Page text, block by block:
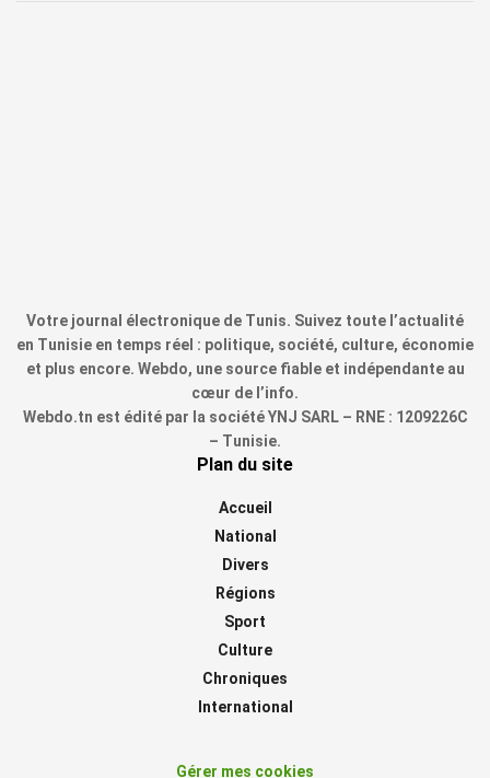
Votre journal électronique de Tunis. Suivez toute l’actualité
en Tunisie en temps réel : politique, société, culture, économie
et plus encore. Webdo, une source fiable et indépendante au
cœur de l’info.
Webdo.tn est édité par la société YNJ SARL – RNE : 1209226C
– Tunisie.
Plan du site
Accueil
National
Divers
Régions
Sport
Culture
Chroniques
International
Gérer mes cookies